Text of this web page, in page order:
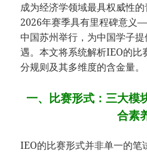
成为经济学领域最具权威性的
2026年赛季具有里程碑意义
中国苏州举行，为中国学子
遇。本文将系统解析IEO的比
分规则及其多维度的含金量。
一、比赛形式：三大模
合素
IEO的比赛形式并非单一的笔